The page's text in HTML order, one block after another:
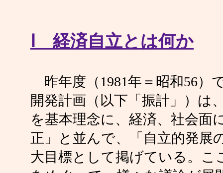
Ⅰ 経済自立とは何か
昨年度（1981年＝昭和56）
開発計画（以下「振計」）は
を基本理念に、経済、社会面
正」と並んで、「自立的発展
大目標として掲げている。